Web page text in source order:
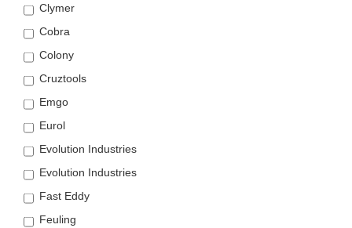
Clymer
Cobra
Colony
Cruztools
Emgo
Eurol
Evolution Industries
Evolution Industries
Fast Eddy
Feuling